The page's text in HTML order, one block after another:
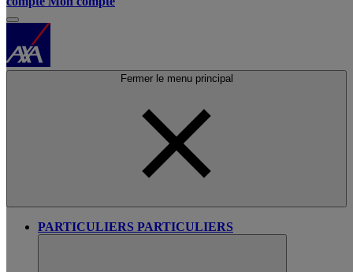
Fermer le menu principal
PARTICULIERS PARTICULIERS